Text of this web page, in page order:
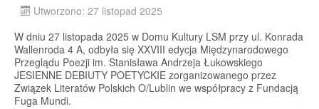
Utworzono: 27 listopad 2025
W dniu 27 listopada 2025 w Domu Kultury LSM przy ul. Konrada
Wallenroda 4 A, odbyła się XXVIII edycja Międzynarodowego
Przeglądu Poezji im. Stanisława Andrzeja Łukowskiego
JESIENNE DEBIUTY POETYCKIE zorganizowanego przez
Związek Literatów Polskich O/Lublin we współpracy z Fundacją
Fuga Mundi.